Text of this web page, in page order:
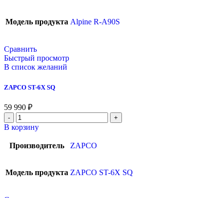
Модель продукта Alpine R-A90S
Сравнить
Быстрый просмотр
В список желаний
ZAPCO ST-6X SQ
59 990 ₽
В корзину
Производитель ZAPCO
Модель продукта ZAPCO ST-6X SQ